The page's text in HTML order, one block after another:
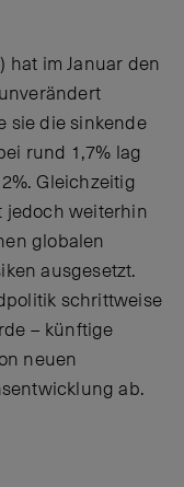
hat im Januar den
sie die sinkende
rund 1,7% lag
Gleichzeitig
jedoch weiterhin
globalen
ausgesetzt.
schrittweise
– künftige
neuen
ab.